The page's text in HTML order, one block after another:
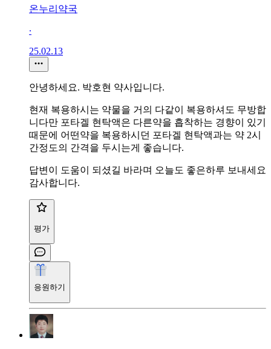
온누리약국
∙
25.02.13
안녕하세요. 박호현 약사입니다.
현재 복용하시는 약물을 거의 다같이 복용하셔도 무방합
니다만 포타겔 현탁액은 다른약을 흡착하는 경향이 있기
때문에 어떤약을 복용하시던 포타겔 현탁액과는 약 2시
간정도의 간격을 두시는게 좋습니다.
답변이 도움이 되셨길 바라며 오늘도 좋은하루 보내세요
감사합니다.
평가
응원하기